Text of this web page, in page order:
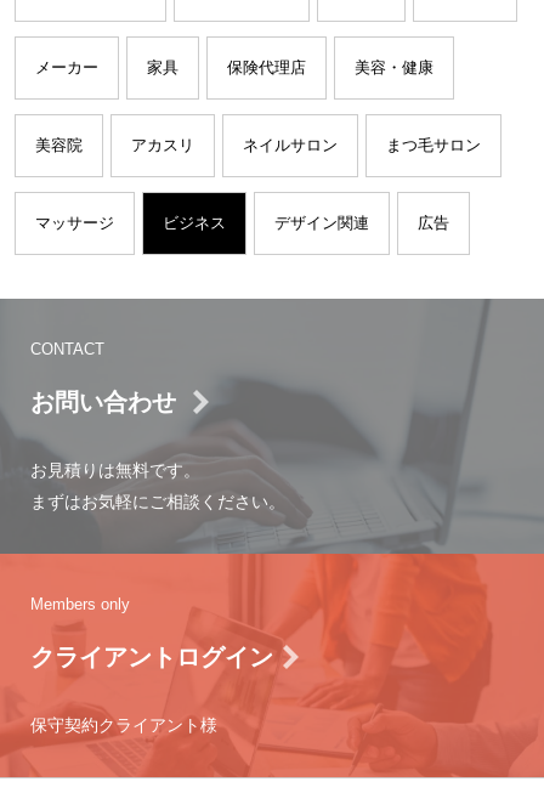
メーカー 家具 保険代理店 美容・健康
美容院 アカスリ ネイルサロン まつ毛サロン
マッサージ ビジネス デザイン関連 広告
CONTACT
お問い合わせ
お見積りは無料です。
まずはお気軽にご相談ください。
Members only
クライアントログイン
保守契約クライアント様